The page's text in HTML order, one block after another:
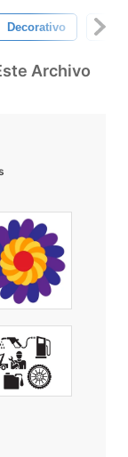
Decorativo
Archivo